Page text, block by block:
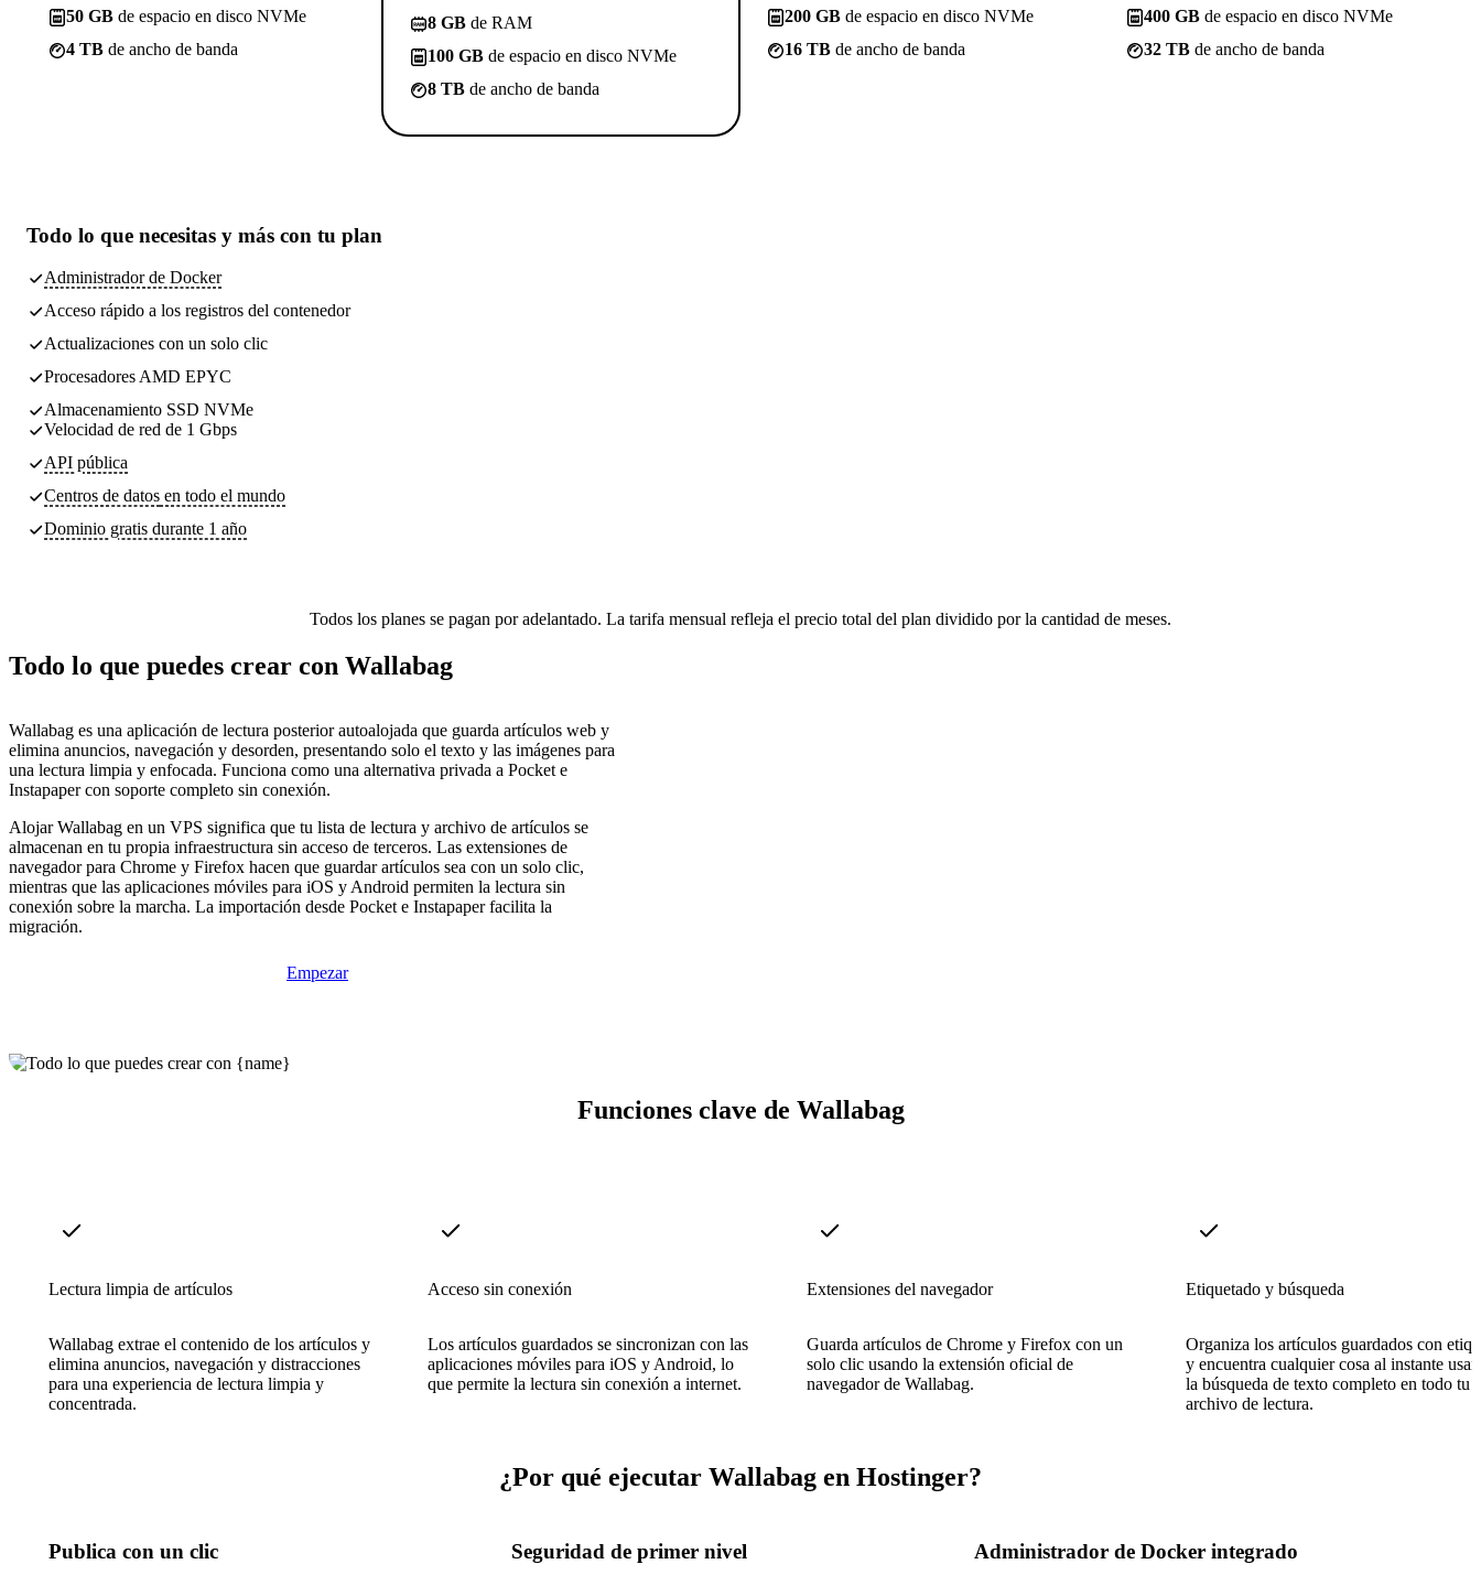
50 GB de espacio en disco NVMe
4 TB de ancho de banda
8 GB de RAM
100 GB de espacio en disco NVMe
8 TB de ancho de banda
200 GB de espacio en disco NVMe
16 TB de ancho de banda
400 GB de espacio en disco NVMe
32 TB de ancho de banda
Todo lo que necesitas y más con tu plan
Administrador de Docker
Acceso rápido a los registros del contenedor
Actualizaciones con un solo clic
Procesadores AMD EPYC
Almacenamiento SSD NVMe
Velocidad de red de 1 Gbps
API pública
Centros de datos en todo el mundo
Dominio gratis durante 1 año
Todos los planes se pagan por adelantado. La tarifa mensual refleja el precio total del plan dividido por la cantidad de meses.
Todo lo que puedes crear con Wallabag
Wallabag es una aplicación de lectura posterior autoalojada que guarda artículos web y
elimina anuncios, navegación y desorden, presentando solo el texto y las imágenes para
una lectura limpia y enfocada. Funciona como una alternativa privada a Pocket e
Instapaper con soporte completo sin conexión.
Alojar Wallabag en un VPS significa que tu lista de lectura y archivo de artículos se
almacenan en tu propia infraestructura sin acceso de terceros. Las extensiones de
navegador para Chrome y Firefox hacen que guardar artículos sea con un solo clic,
mientras que las aplicaciones móviles para iOS y Android permiten la lectura sin
conexión sobre la marcha. La importación desde Pocket e Instapaper facilita la
migración.
Empezar
Funciones clave de Wallabag
Lectura limpia de artículos
Wallabag extrae el contenido de los artículos y
elimina anuncios, navegación y distracciones
para una experiencia de lectura limpia y
concentrada.
Acceso sin conexión
Los artículos guardados se sincronizan con las
aplicaciones móviles para iOS y Android, lo
que permite la lectura sin conexión a internet.
Extensiones del navegador
Guarda artículos de Chrome y Firefox con un
solo clic usando la extensión oficial de
navegador de Wallabag.
Etiquetado y búsqueda
Organiza los artículos guardados con
y encuentra cualquier cosa al instante
la búsqueda de texto completo en todo tu
archivo de lectura.
¿Por qué ejecutar Wallabag en Hostinger?
Publica con un clic Seguridad de primer nivel Administrador de Docker integrado